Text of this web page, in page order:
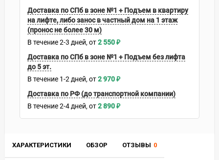
ХАРАКТЕРИСТИКИ ОБЗОР ОТЗЫВЫ 0
Доставка по СПб в зоне №1 + Подъем в квартиру
на лифте, либо занос в частный дом на 1 этаж
(пронос не более 30 м)
В течение2-3 дней 2 550₽
Доставка по СПб в зоне №1 + Подъем без лифта
до 5 эт.
В течение 1-2 дней 2 970₽
Доставка по РФ (до транспортной компании)
В течение2-4 дней 2 890₽